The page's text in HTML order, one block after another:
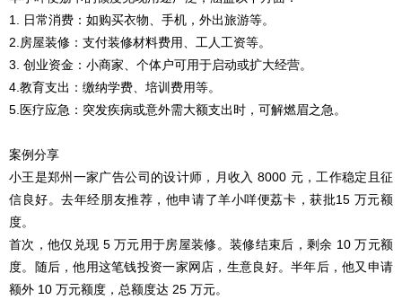
1. 日常消费：如购买衣物、手机，外出旅游等。
2.房屋装修：支付装修材料费用、工人工资等。
3. 创业资金：小商家、个体户可用于启动或扩大经营。
4.教育支出：缴纳学费、培训费用等。
5.医疗应急：突发疾病或意外需大额支出时，可解燃眉之急。
案例分享
小王是郑州一家广告公司的设计师，月收入 8000 元，工作稳定且征
信良好。去年经朋友推荐，他申请了羊小咩便荔卡，获批15 万元额
度。
首次，他仅兑现 5 万元用于房屋装修。装修结束后，剩余 10 万元额
度。随后，他用这笔钱投资一家网店，生意良好。半年后，他又申请
额外 10 万元额度，总额度达 25 万元。